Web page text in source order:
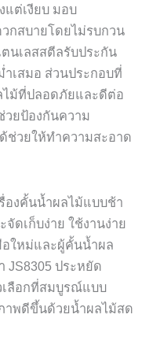
แต่เงียบ มอบ
กสบายโดยไม่รบกวน
นเลสสตีลรับประกัน
เสมอ ส่วนประกอบที่
ไม้ที่ปลอดภัยและดีต่อ
ยป้องกันความ
ช่วยให้ทำความสะอาด
องคั้นน้ำผลไม้แบบช้า
ดเก็บง่าย ใช้งานง่าย
อใหม่และผู้คั้นน้ำผล
JS8305 ประหยัด
เลือกที่สมบูรณ์แบบ
พดีขึ้นด้วยน้ำผลไม้สด